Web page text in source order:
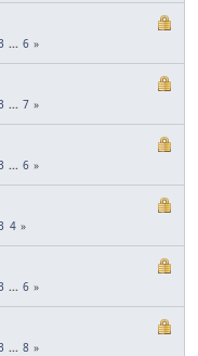
... 6
... 7
... 6
4
... 6
... 8